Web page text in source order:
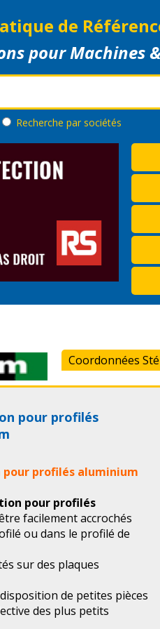
de
pour Machines
Recherche par sociétés
Coordonnées Sté
pour profilés
profilés aluminium
pour profilés
facilement accrochés
ou dans le profilé de
sur des plaques
de petites pièces
des plus petits